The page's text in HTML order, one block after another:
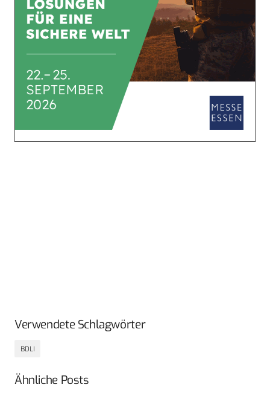
Verwendete Schlagwörter
BDLI
Ähnliche Posts